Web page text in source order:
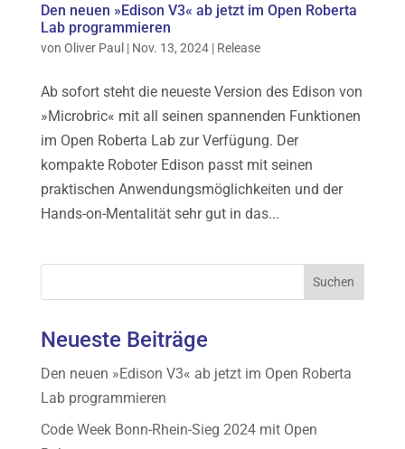
Den neuen »Edison V3« ab jetzt im Open Roberta
Lab programmieren
von Oliver Paul | Nov. 13, 2024| Release
Ab sofort steht die neueste Version des Edison von
»Microbric« mit all seinen spannenden Funktionen
im Open Roberta Lab zur Verfügung. Der
kompakte Roboter Edison passt mit seinen
praktischen Anwendungsmöglichkeiten und der
Hands-on-Mentalität sehr gut in das...
Neueste Beiträge
Den neuen »Edison V3« ab jetzt im Open Roberta
Lab programmieren
Code Week Bonn-Rhein-Sieg 2024 mit Open